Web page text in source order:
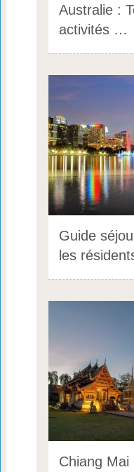
Australie :
activités …
Guide
les
Chiang